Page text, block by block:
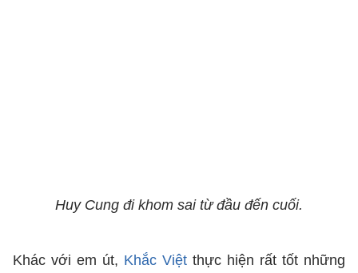
Huy Cung đi khom sai từ đầu đến cuối.
Khác với em út, Khắc Việt thực hiện rất tốt những